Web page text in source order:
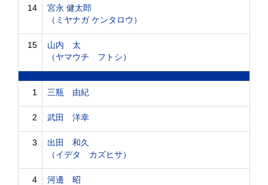
14
宮永 健太郎
（ミヤナガ ケンタロウ）
15
山内 太
（ヤマウチ フトシ）
1 三瓶 由紀
2 武田 洋幸
3
出田 和久
（イデタ カズヒサ）
4
河邊 昭